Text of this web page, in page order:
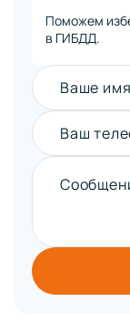
Поможем
в ГИБДД.
Ваше имя
Ваш